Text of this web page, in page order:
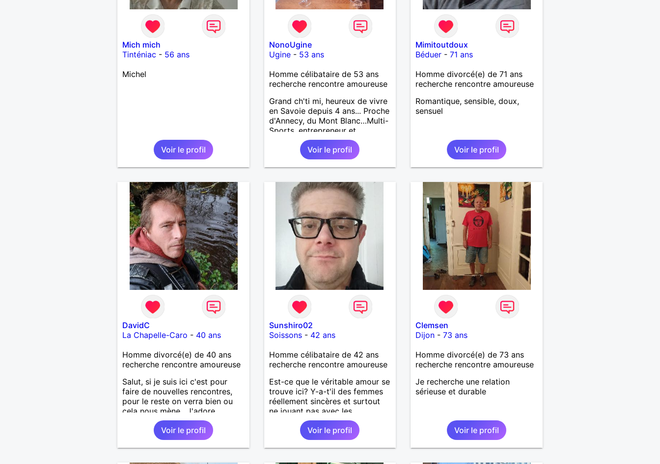
Mich mich
Tinténiac - 56 ans
Michel
Voir le profil
NonoUgine
Ugine- 53 ans
Homme célibataire de 53 ans
recherche rencontre amoureuse
Grand ch'ti mi, heureux de vivre
en Savoie depuis 4 ans... Proche
d'Annecy, du Mont Blanc…Multi-
Sports, entrepreneur et
bénévole au Fort de Lestal
73200 Marthod (Alt. 800m)…
Endroit "fabuleux" !…Enquêtes
et tu me trouveras !
Voir le profil
Mimitoutdoux
Béduer -71 ans
Homme divorcé(e) de 71 ans
recherche rencontre amoureuse
Romantique, sensible, doux,
sensuel
Voir le profil
DavidC
La Chapelle-Caro - 40 ans
Homme divorcé(e) de 40 ans
recherche rencontre amoureuse
Salut, si je suis ici c'est pour
faire de nouvelles rencontres,
pour le reste on verra bien ou
cela nous mène . J'adore
découvrir de nouvelles choses ,
alors si vous voulez m'initier à
l'une de vos activités je suis
partant.
Voir le profil
Sunshiro02
Soissons- 42 ans
Homme célibataire de 42 ans
recherche rencontre amoureuse
Est-ce que le véritable amour se
trouve ici? Y-a-t'il des femmes
réellement sincères et surtout
ne jouant pas avec les
sentiments des hommes? Etant
un homme protecteur et
bienveillant, je veux continuer
d'y croire et pouvoir enfin
Voir le profil
Clemsen
Dijon -73 ans
Homme divorcé(e) de 73 ans
recherche rencontre amoureuse
Je recherche une relation
sérieuse et durable
Voir le profil